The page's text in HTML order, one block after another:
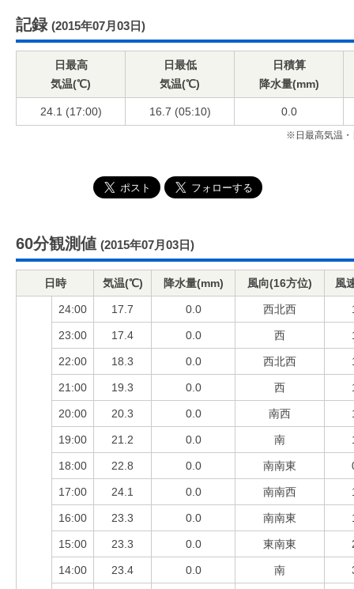
記録 (2015年07月03日)
日最高
気温(℃)
日最低
気温(℃)
日積算
降水量(mm)
24.1 (17:00) 16.7 (05:10) 0.0
※日最高気温・
60分観測値 (2015年07月03日)
日時 気温(℃) 降水量(mm) 風向(16方位) 風
24:00 17.7 0.0 西北西
23:00 17.4 0.0 西
22:00 18.3 0.0 西北西
21:00 19.3 0.0 西
20:00 20.3 0.0 南西
19:00 21.2 0.0 南
18:00 22.8 0.0 南南東
17:00 24.1 0.0 南南西
16:00 23.3 0.0 南南東
15:00 23.3 0.0 東南東
14:00 23.4 0.0 南